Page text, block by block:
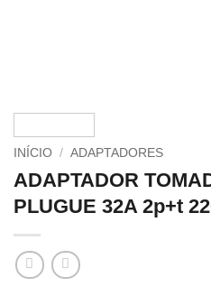
INÍCIO / ADAPTADORES
ADAPTADOR
PLUGUE 32A ​2p+t